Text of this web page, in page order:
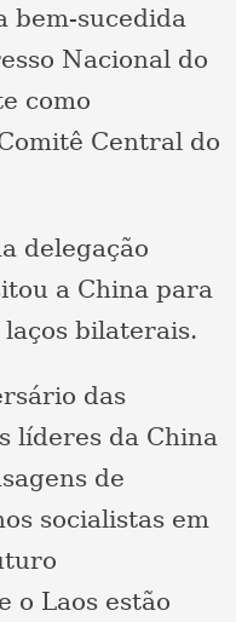
bem-sucedida
Nacional do
como
Central do
delegação
a China para
bilaterais.
das
líderes da China
de
socialistas em
o Laos estão